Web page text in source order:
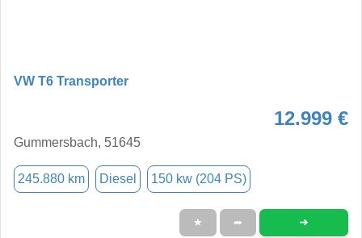
VW T6 Transporter
12.999 €
Gummersbach, 51645
245.880 km Diesel 150 kw (204 PS)
★ ➦ ➜